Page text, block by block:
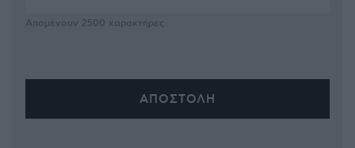
Απομένουν 2500 χαρακτήρες